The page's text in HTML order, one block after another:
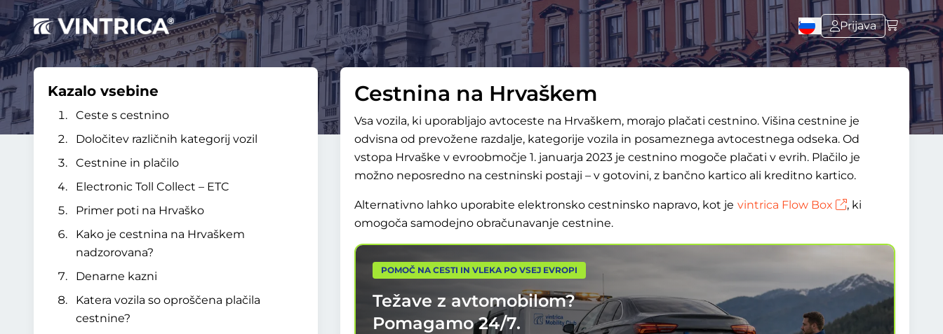
Prijava
Kazalo vsebine
Ceste s cestnino
Določitev različnih kategorij vozil
Cestnine in plačilo
Electronic Toll Collect – ETC
Primer poti na Hrvaško
Kako je cestnina na Hrvaškem
nadzorovana?
Denarne kazni
Katera vozila so oproščena plačila
cestnine?
Cestnina na Hrvaškem
Vsa vozila, ki uporabljajo avtoceste na Hrvaškem, morajo plačati cestnino. Višina cestnine je
odvisna od prevožene razdalje, kategorije vozila in posameznega avtocestnega odseka. Od
vstopa Hrvaške v evroobmočje 1. januarja 2023 je cestnino mogoče plačati v evrih. Plačilo je
možno neposredno na cestninski postaji – v gotovini, z bančno kartico ali kreditno kartico.
Alternativno lahko uporabite elektronsko cestninsko napravo, kot je vintrica Flow Box
, ki
omogoča samodejno obračunavanje cestnine.
POMOČ NA CESTI IN VLEKA PO VSEJ EVROPI
Težave z avtomobilom?
Pomagamo24/7.